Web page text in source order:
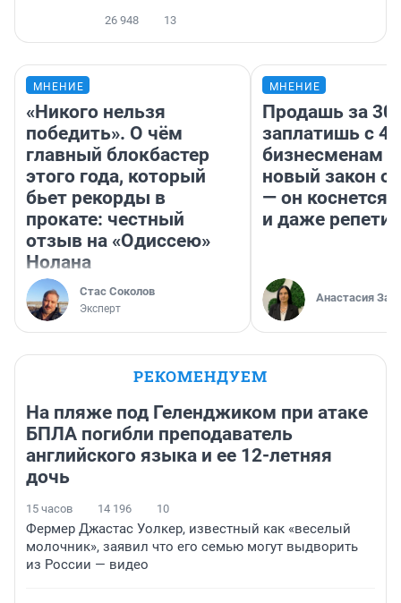
26 948 13
МНЕНИЕ
«Никого нельзя
победить». О чём
главный блокбастер
этого года, который
бьет рекорды в
прокате: честный
отзыв на «Одиссею»
Нолана
Стас Соколов
Эксперт
МНЕНИЕ
Продашь за
заплатишь с
бизнесменам
новый закон о
— он коснется
и даже
Анастасия
РЕКОМЕНДУЕМ
На пляже под Геленджиком при атаке
БПЛА погибли преподаватель
английского языка и ее 12-летняя
дочь
15 часов 14 196 10
Фермер Джастас Уолкер, известный как «веселый
молочник», заявил что его семью могут выдворить
из России — видео